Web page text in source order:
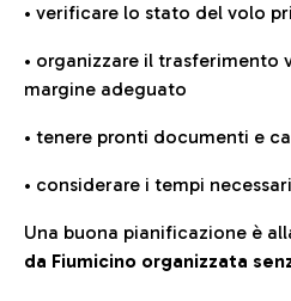
• verificare lo stato del volo
• organizzare il trasferimento
margine adeguato
• tenere pronti documenti e
• considerare i tempi
Una buona pianificazione è
da Fiumicino organizzata